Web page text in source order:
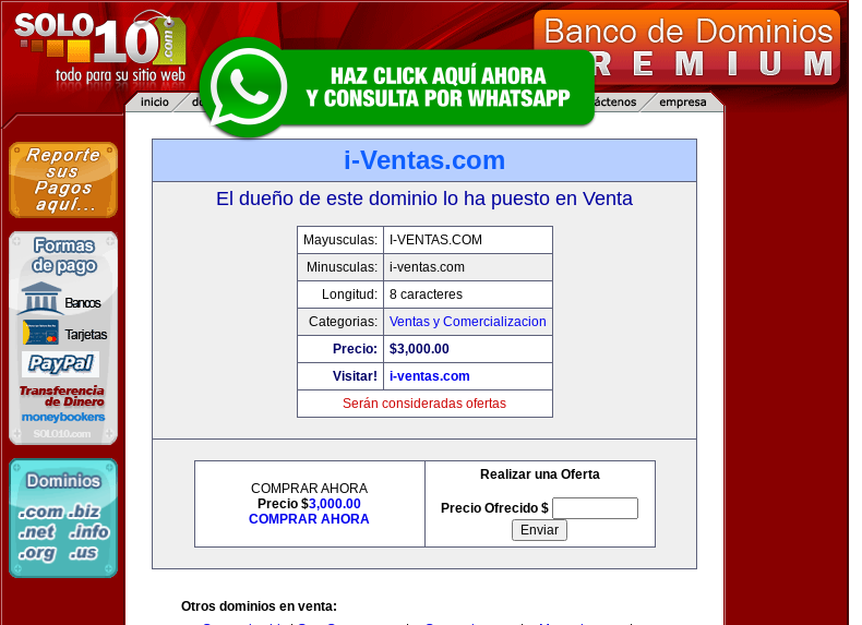
i-Ventas.com
El dueño de este dominio lo ha puesto en Venta
Mayusculas:
I-VENTAS.COM
Minusculas:
i-ventas.com
Longitud:
8 caracteres
Categorias:
Ventas y Comercializacion
Precio:
$3,000.00
Visitar!
i-ventas.com
Serán consideradas ofertas
COMPRAR AHORA
Precio $3,000.00
COMPRAR AHORA
Realizar una Oferta
Precio Ofrecido $
Otros dominios en venta: